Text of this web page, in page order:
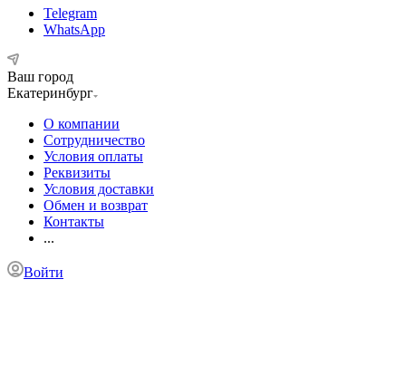
Telegram
WhatsApp
Ваш город
Екатеринбург
О компании
Сотрудничество
Условия оплаты
Реквизиты
Условия доставки
Обмен и возврат
Контакты
...
Войти